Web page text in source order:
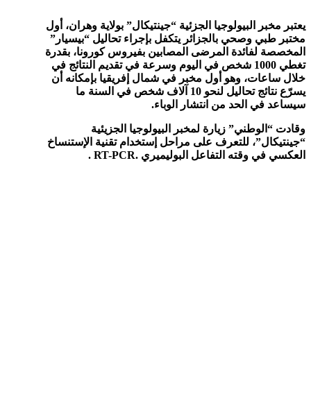
يعتبر مخبر البيولوجيا الجزئية “جينتيكال” بولاية وهران، أول
مختبر طبي وصحي بالجزائر يتكفل بإجراء تحاليل “بيسيار”
المخصصة لفائدة المرضى المصابين بفيروس كورونا، بقدرة
تغطي 1000 شخص في اليوم وسرعة في تقديم النتائج في
خلال ساعات، وهو أول مخبر في شمال إفريقيا بإمكانه أن
يسرّع نتائج تحاليل لنحو 10 آلاف شخص في السنة ما
سيساعد في الحد من انتشار الوباء.
وقادت “الوطني” زيارة لمخبر البيولوجيا الجزيئية
“جينتيكال”، للتعرف على مراحل إستخدام تقنية الإستنساخ
العكسي في وقته التفاعل البوليميري .
RT-PCR
.